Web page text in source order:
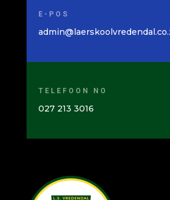
E-POS
TELEFOON NO
027 213 3016